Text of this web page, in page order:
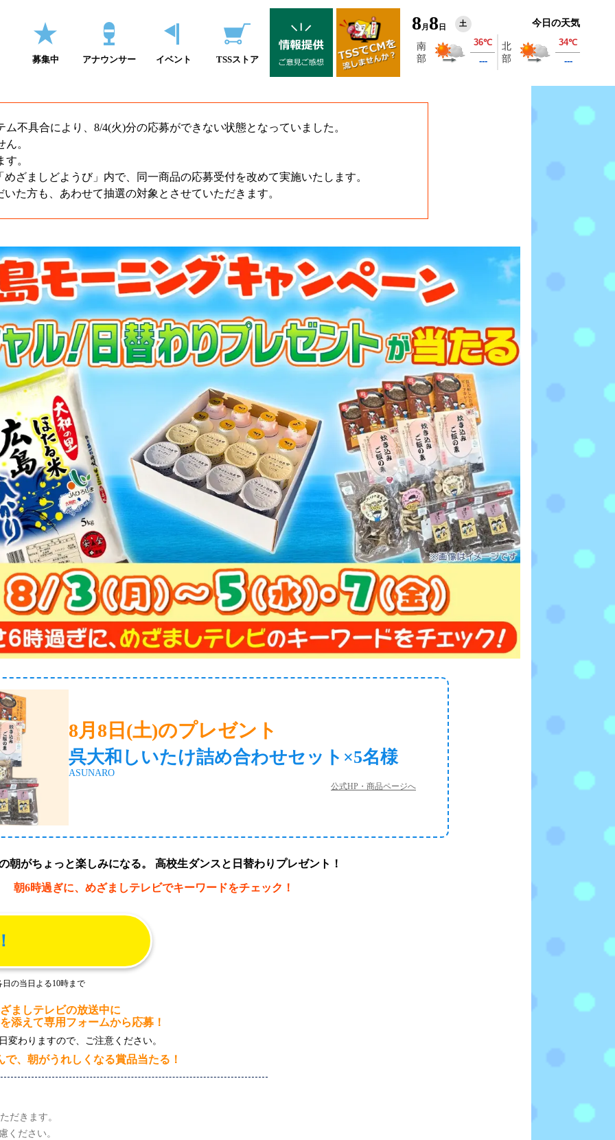
募集中 アナウンサー イベント TSSストア
8 月 8 日 土 今日の天気
不具合により、8/4(火)分の応募ができない状態となっていました。
。
。
めざましどようび」内で、同一商品の応募受付を改めて実施いたします。
いた方も、あわせて抽選の対象とさせていただきます。
8月8日(土)のプレゼント
呉大和しいたけ詰め合わせセット×5名様
ASUNARO
公式HP・商品ページへ
朝がちょっと楽しみになる。 高校生ダンスと日替わりプレゼント！
朝6時過ぎに、めざましテレビでキーワードをチェック！
日の当日よる10時まで
ましテレビの放送中に
添えて専用フォームから応募！
わりますので、ご注意ください。
、 朝がうれしくなる賞品当たる！
だきます。
ください。